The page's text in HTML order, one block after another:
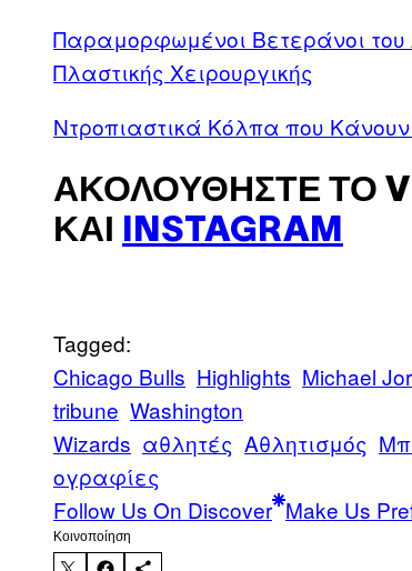
Παραμορφωμένοι Βετεράνοι του
Πλαστικής Χειρουργικής
Ντροπιαστικά Κόλπα που
ΑΚΟΛΟΥΘΉΣΤΕ ΤΟ
ΚΑΙ
INSTAGRAM
Tagged:
Chicago Bulls Highlights Michael
tribune Washington
Wizards αθλητές Αθλητισμός
ογραφίες
Follow Us On Discover Make Us
Kοινοποίηση